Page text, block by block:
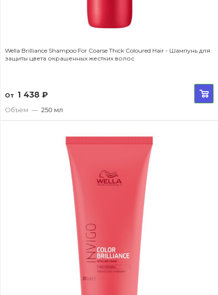
Wella Brilliance Shampoo For Coarse Thick Coloured Hair - Шампунь для
защиты цвета окрашенных жестких волос
От 1 438 ₽
Объем — 250 мл